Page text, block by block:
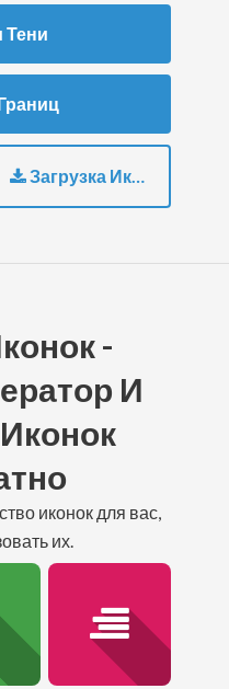
Тени
Загрузка Иконки
-
И
их.